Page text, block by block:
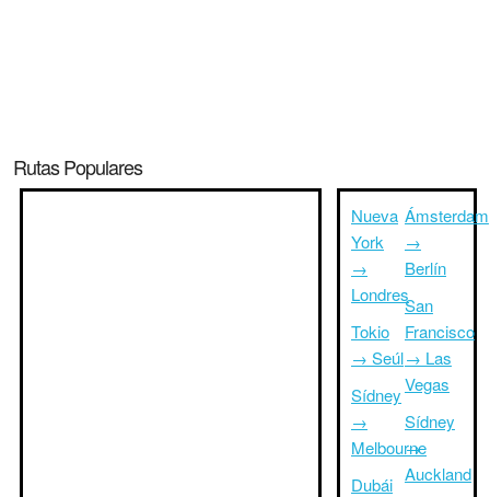
Rutas Populares
Nueva
York
→
Londres
Tokio
→ Seúl
Sídney
→
Melbourne
Dubái
Ámsterdam
→
Berlín
San
Francisco
→ Las
Vegas
Sídney
→
Auckland